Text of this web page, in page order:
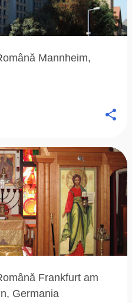
Mannheim,
Frankfurt am
Germania